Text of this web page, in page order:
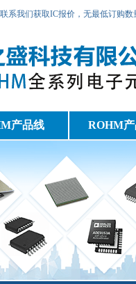
系我们获取IC报价，无最低订购数
产品线 ROHM产